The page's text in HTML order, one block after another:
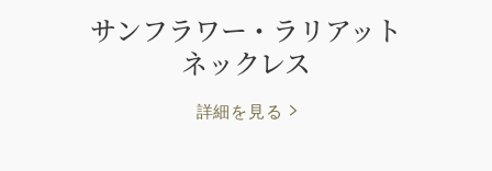
サンフラワー・ラリアット
ネックレス
詳細を見る